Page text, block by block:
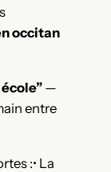
occitan
—
entre
:• La